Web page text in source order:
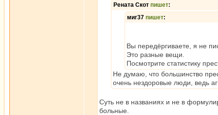
Рената Скот пишет:
миг37 пишет:
Вы передёргиваете, я не
Это разные вещи.
Посмотрите статистику
Не думаю, что большинство
очень нездоровые люди, ведь
Суть не в названиях и не в
больные.